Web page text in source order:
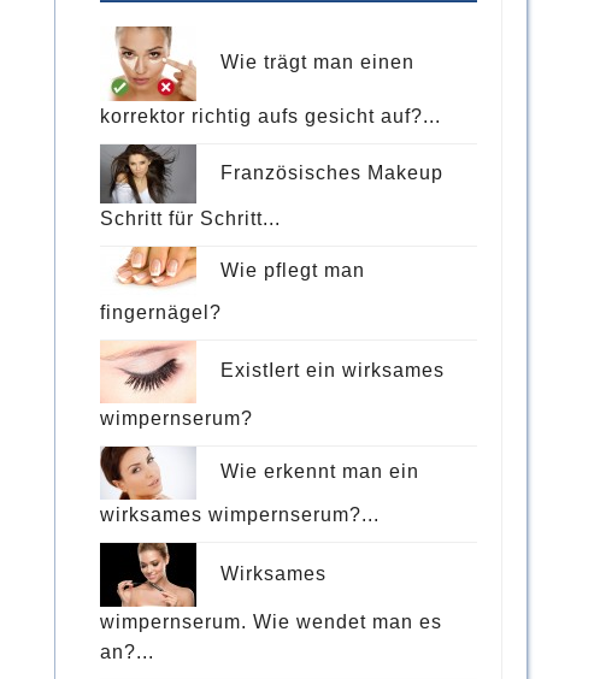
Wie trägt man einen
korrektor richtig aufs gesicht auf?...
Französisches Makeup
Schritt für Schritt...
Wie pflegt man
fingernägel?
ExistIert ein wirksames
wimpernserum?
Wie erkennt man ein
wirksames wimpernserum?...
Wirksames
wimpernserum. Wie wendet man es
an?...